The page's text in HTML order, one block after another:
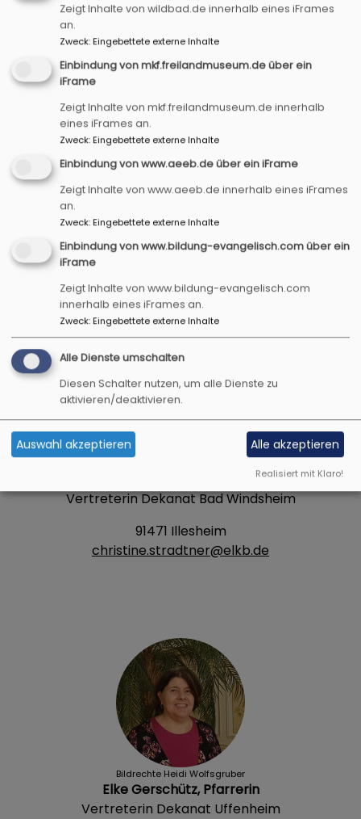
BildrechteVernetzte Kirche
Schriftführer
Jürgen Hofmann, Pfarrer
Vertreter Dekanat Bad Windsheim
91438 Bad Windsheim, In der Brunnenleite 16
Tel 09841 68 99 512
jhofmann63@gmx.de
Bildrechte
Christine Stradtner, Pfarrerin
Mitglied der Landessynode
Vertreterin Dekanat Bad Windsheim
91471 Illesheim
christine.stradtner@elkb.de
Bildrechte Heidi Wolfsgruber
Elke Gerschütz, Pfarrerin
Vertreterin Dekanat Uffenheim
Zeigt Inhalte von wildbad.de innerhalb eines iFrames
an.
Zweck:Eingebettete externe Inhalte
Einbindung von mkf.freilandmuseum.de über ein
iFrame
Zeigt Inhalte von mkf.freilandmuseum.de innerhalb
eines iFrames an.
Zweck:Eingebettete externe Inhalte
Einbindung von www.aeeb.de über ein iFrame
Zeigt Inhalte von www.aeeb.de innerhalb eines iFrames
an.
Zweck:Eingebettete externe Inhalte
Einbindung von www.bildung-evangelisch.com über ein
iFrame
Zeigt Inhalte von www.bildung-evangelisch.com
innerhalb eines iFrames an.
Zweck:Eingebettete externe Inhalte
Alle Dienste umschalten
Diesen Schalter nutzen, um alle Dienste zu
aktivieren/deaktivieren.
Auswahl akzeptieren Alle akzeptieren
Realisiert mit Klaro!